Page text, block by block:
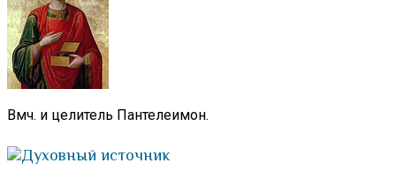
Вмч. и целитель Пантелеимон.
Духовный источник